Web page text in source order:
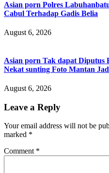
Asian porn Polres
Cabul Terhadap Gadis Belia
August 6, 2026
Asian porn Tak dapat Diputus
Nekat sunting Foto Mantan
August 6, 2026
Leave a Reply
Your email address will not be
marked *
Comment *